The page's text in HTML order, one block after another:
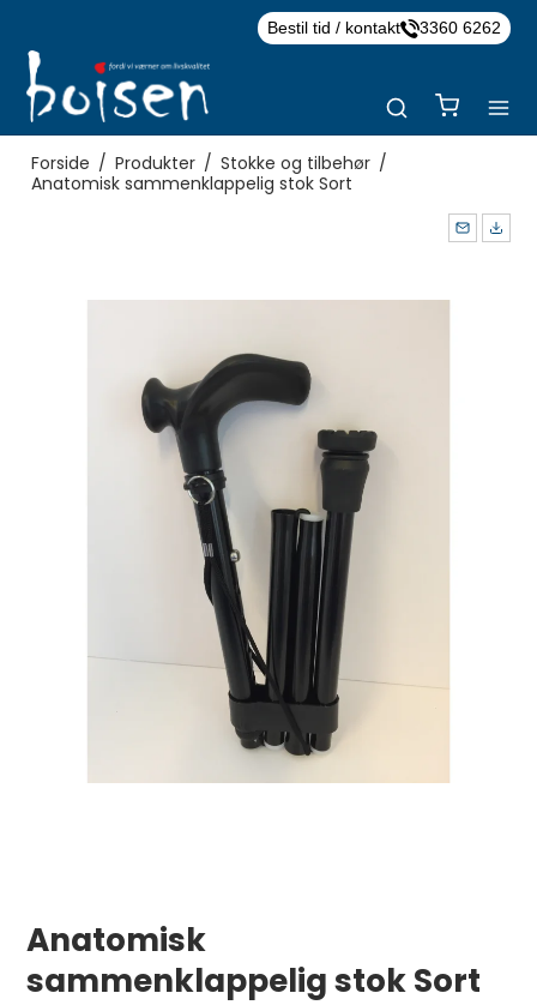
Bestil tid / kontakt 3360 6262
Forside / Produkter / Stokke og tilbehør /
Anatomisk sammenklappelig stok Sort
Anatomisk
sammenklappelig stok Sort